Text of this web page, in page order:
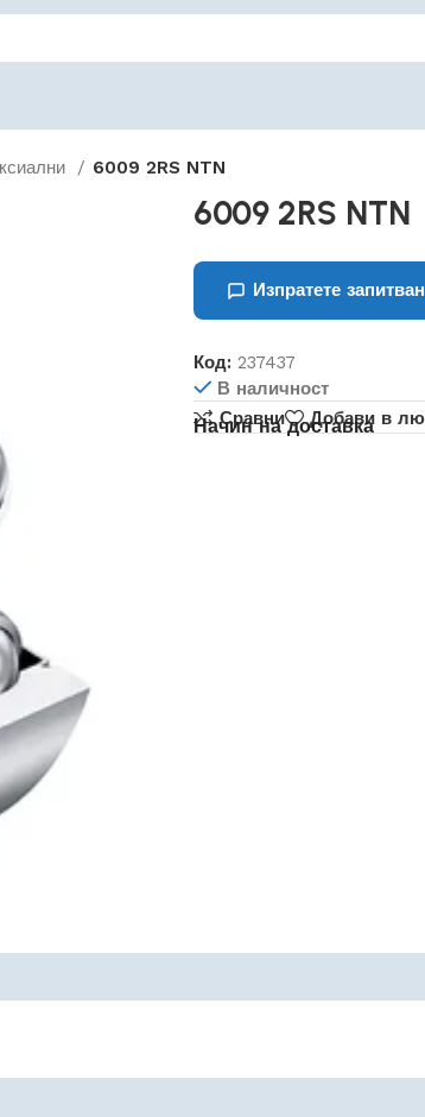
6009 2RS NTN
6009 2RS NTN
Изпратете
Код: 237437
В наличност
Сравни
Добави в
Начин на доставка